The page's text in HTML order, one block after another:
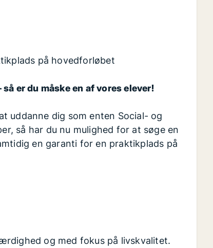
på hovedforløbet
er du måske en af vores elever!
uddanne dig som enten Social- og
så har du nu mulighed for at søge en
en garanti for en praktikplads på
og med fokus på livskvalitet.